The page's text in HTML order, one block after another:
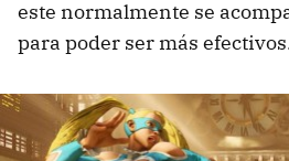
este normalmente se
para poder ser más